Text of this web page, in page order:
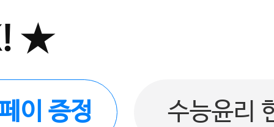
★
이 증정 수능윤리